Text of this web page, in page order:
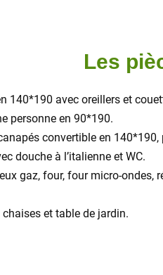
Les
140*190 avec oreillers et
personne en 90*190.
convertible en 140*190,
douche à l’italienne et WC.
gaz, four, four micro-ondes,
chaises et table de jardin.